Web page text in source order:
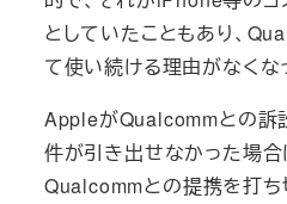
としていたこともあり、
て使い続ける理由がなくな
AppleがQualcommとの訴
件が引き出せなかった場合
Qualcommとの提携を打